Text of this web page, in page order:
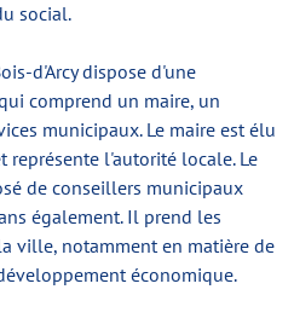
social.
d'Arcy dispose d'une
comprend un maire, un
municipaux. Le maire est élu
représente l'autorité locale. Le
de conseillers municipaux
également. Il prend les
ville, notamment en matière de
économique.